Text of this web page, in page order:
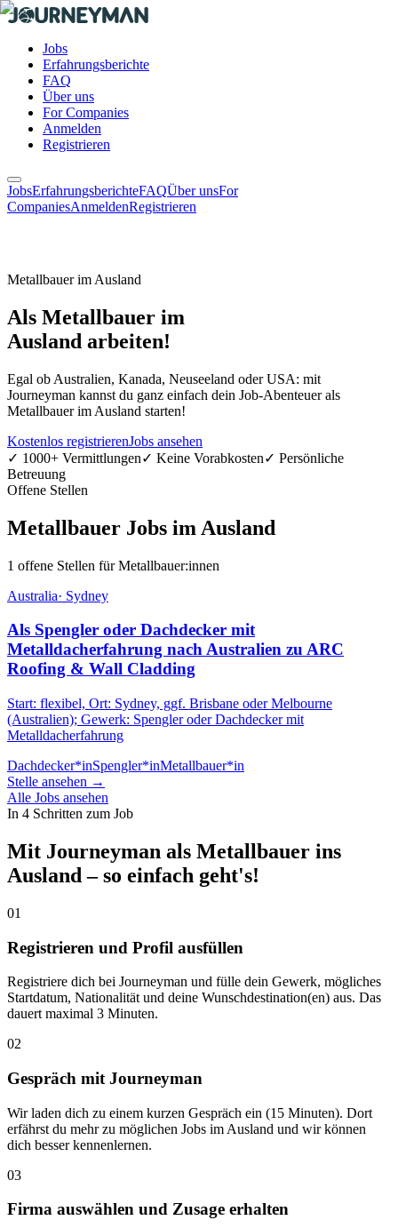
Jobs
Erfahrungsberichte
FAQ
Über uns
For Companies
Anmelden
Registrieren
JobsErfahrungsberichteFAQÜber unsFor
CompaniesAnmeldenRegistrieren
Metallbauer im Ausland
Als Metallbauer im
Ausland arbeiten!
Egal ob Australien, Kanada, Neuseeland oder USA: mit
Journeyman kannst du ganz einfach dein Job-Abenteuer als
Metallbauer im Ausland starten!
Kostenlos registrierenJobs ansehen
✓ 1000+ Vermittlungen✓ Keine Vorabkosten✓ Persönliche
Betreuung
Offene Stellen
Metallbauer Jobs im Ausland
1 offene Stellen für Metallbauer:innen
Australia· Sydney
Als Spengler oder Dachdecker mit
Metalldacherfahrung nach Australien zu ARC
Roofing & Wall Cladding
Start: flexibel, Ort: Sydney, ggf. Brisbane oder Melbourne
(Australien); Gewerk: Spengler oder Dachdecker mit
Metalldacherfahrung
Dachdecker*inSpengler*inMetallbauer*in
Stelle ansehen →
Alle Jobs ansehen
In 4 Schritten zum Job
Mit Journeyman als Metallbauer ins
Ausland – so einfach geht's!
01
Registrieren und Profil ausfüllen
Registriere dich bei Journeyman und fülle dein Gewerk, mögliches
Startdatum, Nationalität und deine Wunschdestination(en) aus. Das
dauert maximal 3 Minuten.
02
Gespräch mit Journeyman
Wir laden dich zu einem kurzen Gespräch ein (15 Minuten). Dort
erfährst du mehr zu möglichen Jobs im Ausland und wir können
dich besser kennenlernen.
03
Firma auswählen und Zusage erhalten